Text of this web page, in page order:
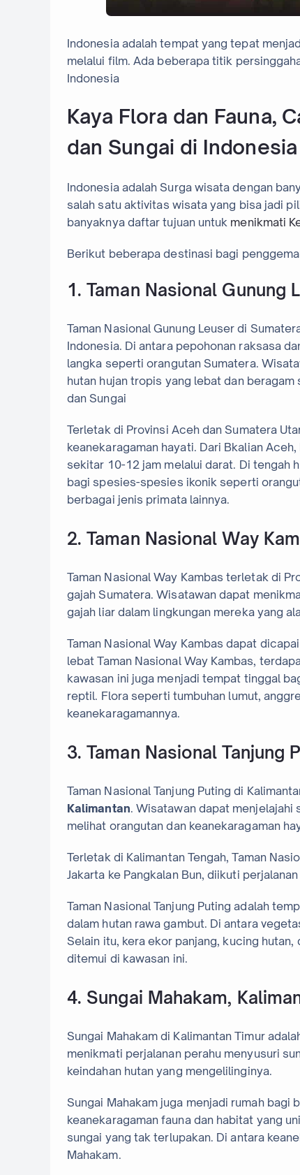
Indonesia adalah tempat yang tepat
melalui film. Ada beberapa titik
Indonesia
Kaya Flora dan Fauna,
dan Sungai di Indonesia
Indonesia adalah Surga wisata dengan
salah satu aktivitas wisata yang bisa jadi
banyaknya daftar tujuan untuk menikmati
Berikut beberapa destinasi bagi
1. Taman Nasional Gunung
Taman Nasional Gunung Leuser di
Indonesia. Di antara pepohonan raksasa
langka seperti orangutan Sumatera.
hutan hujan tropis yang lebat dan
dan Sungai
Terletak di Provinsi Aceh dan Sumatera
keanekaragaman hayati. Dari Bkalian
sekitar 10-12 jam melalui darat. Di tengah
bagi spesies-spesies ikonik seperti
berbagai jenis primata lainnya.
2. Taman Nasional Way
Taman Nasional Way Kambas terletak di
gajah Sumatera. Wisatawan dapat
gajah liar dalam lingkungan mereka yang
Taman Nasional Way Kambas dapat
lebat Taman Nasional Way Kambas,
kawasan ini juga menjadi tempat tinggal
reptil. Flora seperti tumbuhan lumut,
keanekaragamannya.
3. Taman Nasional Tanjung
Taman Nasional Tanjung Puting di
Kalimantan. Wisatawan dapat menjelajahi
melihat orangutan dan keanekaragaman
Terletak di Kalimantan Tengah, Taman
Jakarta ke Pangkalan Bun, diikuti
Taman Nasional Tanjung Puting adalah
dalam hutan rawa gambut. Di antara
Selain itu, kera ekor panjang, kucing
ditemui di kawasan ini.
4. Sungai Mahakam,
Sungai Mahakam di Kalimantan Timur
menikmati perjalanan perahu menyusuri
keindahan hutan yang mengelilinginya.
Sungai Mahakam juga menjadi rumah
keanekaragaman fauna dan habitat yang
sungai yang tak terlupakan. Di antara
Mahakam.